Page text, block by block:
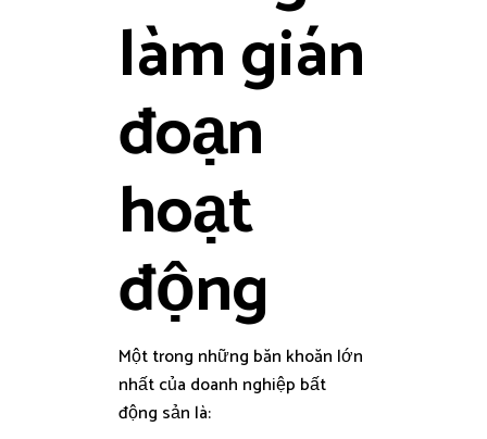
làm gián
đoạn
hoạt
động
Một trong những băn khoăn lớn
nhất của doanh nghiệp bất
động sản là: